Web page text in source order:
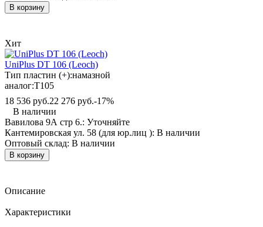
В корзину
Хит
UniPlus DT 106 (Leoch)
Тип пластин (+):намазной
аналог:T105
18 536 руб.22 276 руб.-17%
В наличии
Вавилова 9А стр 6.: Уточняйте
Кантемировская ул. 58 (для юр.лиц ): В наличии
Оптовый склад: В наличии
В корзину
Описание
Характеристики